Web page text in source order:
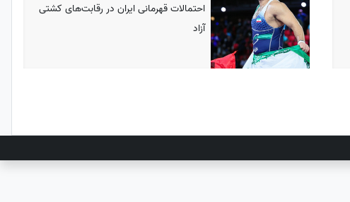
احتمالات قهرمانی ایران در رقابت‌های کشتی
آزاد